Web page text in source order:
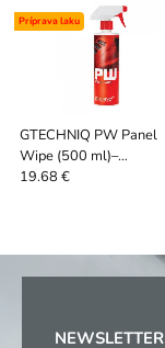
GTECHNIQ PW Panel
Wipe (500 ml)–
Odmasťovač povrchov
Príprava laku
19.68 €
NEWSLETTER